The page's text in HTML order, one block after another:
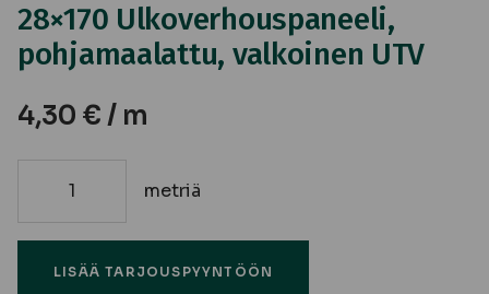
28×170 Ulkoverhouspaneeli,
pohjamaalattu, valkoinen UTV
4,30 € / m
28x170
valkoinen
metriä
LISÄÄ TARJOUSPYYNTÖÖN